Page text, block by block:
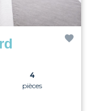
4
pièces